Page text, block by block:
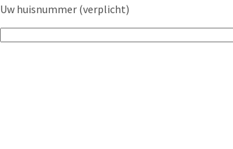
Uw huisnummer (verplicht)